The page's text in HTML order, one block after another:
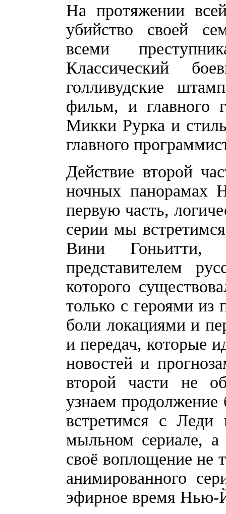
На протяжении
убийство своей
всеми
Классический
голливудские
фильм, и главного
Микки Рурка и
главного
Действие второй
ночных панорамах
первую часть,
серии мы
Вини
представителем
которого
только с героями
боли локациями и
и передач, которые
новостей и
второй части не
узнаем продолжение
встретимся с
мыльном сериале, а
своё воплощение не
анимированного
эфирное время Нью-